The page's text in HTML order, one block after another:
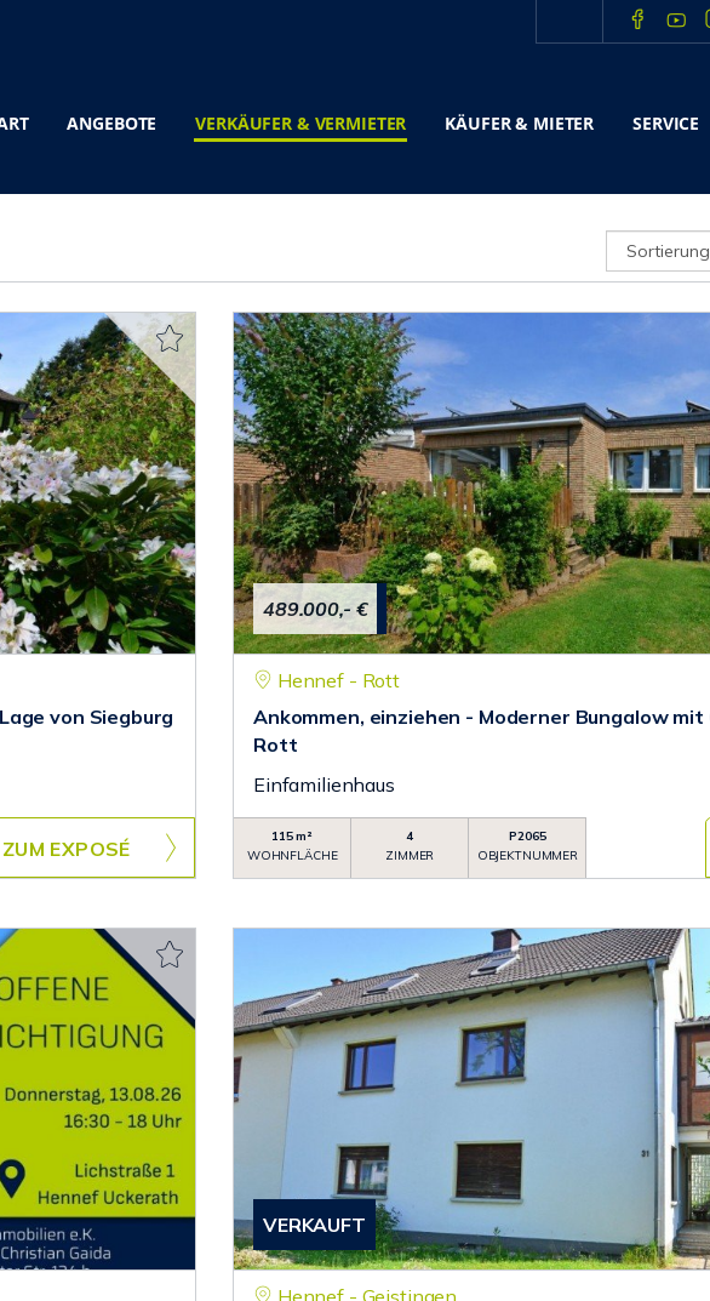
ANGEBOTE VERKÄUFER & VERMIETER KÄUFER & MIETER SERVICE
von Siegburg
ZUM EXPOSÉ
489.000,- €
Hennef - Rott
Ankommen, einziehen - Moderner Bungalow
Rott
Einfamilienhaus
115 m²
WOHNFLÄCHE
4
ZIMMER
P2065
OBJEKTNUMMER
VERKAUFT
Hennef - Geistingen